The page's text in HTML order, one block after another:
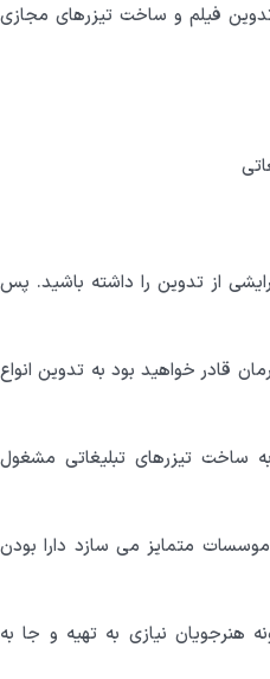
فیلم و ساخت تیزرهای مجازی
از تدوین را داشته باشید. پس
قادر خواهید بود به تدوین انواع
ساخت تیزرهای تبلیغاتی مشغول
متمایز می سازد دارا بودن
هنرجویان نیازی به تهیه و جا به